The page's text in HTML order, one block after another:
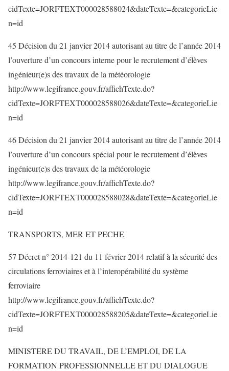
cidTexte=JORFTEXT000028588024&dateTexte=&categorieLie
n=id
45 Décision du 21 janvier 2014 autorisant au titre de l’année 2014
l’ouverture d’un concours interne pour le recrutement d’élèves
ingénieur(e)s des travaux de la météorologie
http://www.legifrance.gouv.fr/affichTexte.do?
cidTexte=JORFTEXT000028588026&dateTexte=&categorieLie
n=id
46 Décision du 21 janvier 2014 autorisant au titre de l’année 2014
l’ouverture d’un concours spécial pour le recrutement d’élèves
ingénieur(e)s des travaux de la météorologie
http://www.legifrance.gouv.fr/affichTexte.do?
cidTexte=JORFTEXT000028588028&dateTexte=&categorieLie
n=id
TRANSPORTS, MER ET PECHE
57 Décret n° 2014-121 du 11 février 2014 relatif à la sécurité des
circulations ferroviaires et à l’interopérabilité du système
ferroviaire
http://www.legifrance.gouv.fr/affichTexte.do?
cidTexte=JORFTEXT000028588205&dateTexte=&categorieLie
n=id
MINISTERE DU TRAVAIL, DE L’EMPLOI, DE LA
FORMATION PROFESSIONNELLE ET DU DIALOGUE